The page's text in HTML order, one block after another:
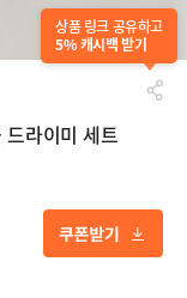
상품 링크 공유하고
5% 캐시백 받기
라이미 세트